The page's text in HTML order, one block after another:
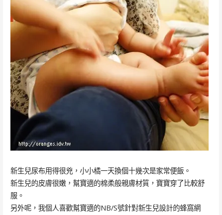
新生兒尿布用得很兇，小小橘一天換個十幾次是家常便飯。
新生兒的皮膚很嫩，幫寶適的棉柔般親膚材質，寶寶穿了比較舒
服。
另外呢，我個人喜歡幫寶適的NB/S號針對新生兒設計的蜂窩網